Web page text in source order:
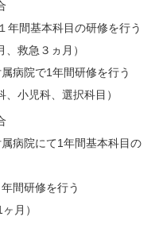
年間基本科目の研修を行う
、救急３ヵ月）
病院で1年間研修を行う
、小児科、選択科目）
病院にて1年間基本科目の
間研修を行う
月）